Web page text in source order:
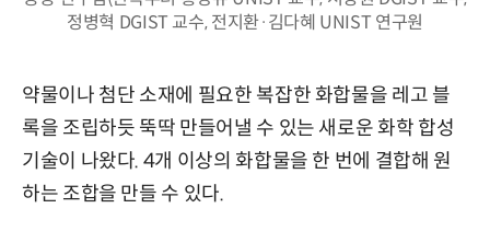
정병혁 DGIST 교수, 전지환·김다혜 UNIST 연구원
약물이나 첨단 소재에 필요한 복잡한 화합물을 레고 블
록을 조립하듯 뚝딱 만들어낼 수 있는 새로운 화학 합성
기술이 나왔다. 4개 이상의 화합물을 한 번에 결합해 원
하는 조합을 만들 수 있다.